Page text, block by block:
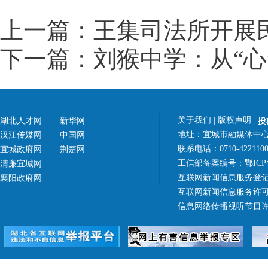
上一篇：王集司法所开
下一篇：刘猴中学：从“
湖北人才网
汉江传媒网
宜城政府网
清廉宜城网
襄阳政府网
新华网
中国网
荆楚网
关于我们
版权声明
地址：宜城市融媒体中
联系电话：0710-
工信部备案编号： 鄂ICP
互联网新闻信息服务登
互联网新闻信息服务许
信息网络传播视听节目